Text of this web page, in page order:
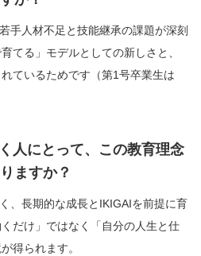
手人材不足と技能継承の課題が深刻
てる」モデルとしての新しさと、
ているためです（第1号卒業生は
人にとって、この教育理念
ますか？
、長期的な成長とIKIGAIを前提に育
だけ」ではなく「自分の人生と仕
得られます。